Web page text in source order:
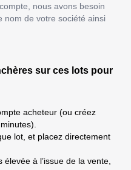
nous avons besoin
nom de votre société ainsi
sur ces lots pour
acheteur (ou créez
lot, et placez directement
à l’issue de la vente,